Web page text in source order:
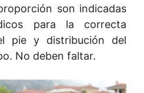
son indicadas
para la correcta
pie y distribución del
No deben faltar.